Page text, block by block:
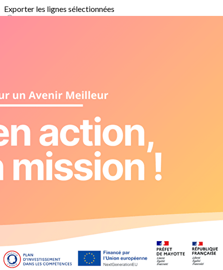
Exporter les lignes sélectionnées
Exporter toutes les colonnes
Réussite éducative
Collaboration
Aide alimentaire
Sortie avec les enfants de ARE
Ateliers
Forum des métiers
Mobilisation a l'emploi
Ajoutez un logo, un bouton, des réseaux sociaux
Cliquez pour éditer
Accueil
Accueil
Erasmus+